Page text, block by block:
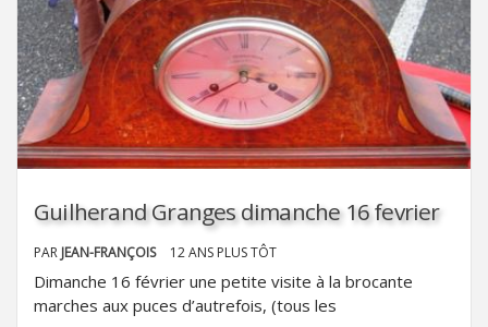
Guilherand Granges dimanche 16 fevrier
PAR JEAN-FRANÇOIS 12 ANS PLUS TÔT
Dimanche 16 février une petite visite à la brocante
marches aux puces d’autrefois, (tous les